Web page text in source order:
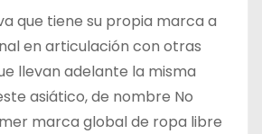
que tiene su propia marca a
en articulación con otras
llevan adelante la misma
asiático, de nombre No
marca global de ropa libre